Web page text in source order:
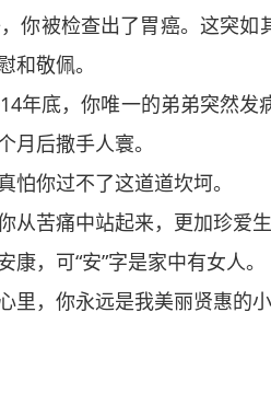
你被检查出了胃癌。这突
和敬佩。
底，你唯一的弟弟突然发
月后撒手人寰。
你过不了这道道坎坷。
痛中站起来，更加珍爱生
，可“安”字是家中有女人。
，你永远是我美丽贤惠的